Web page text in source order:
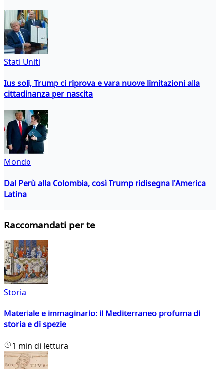
Stati Uniti
Ius soli, Trump ci riprova e vara nuove limitazioni alla
cittadinanza per nascita
Mondo
Dal Perù alla Colombia, così Trump ridisegna l'America
Latina
Raccomandati per te
Storia
Materiale e immaginario: il Mediterraneo profuma di
storia e di spezie
1 min di lettura